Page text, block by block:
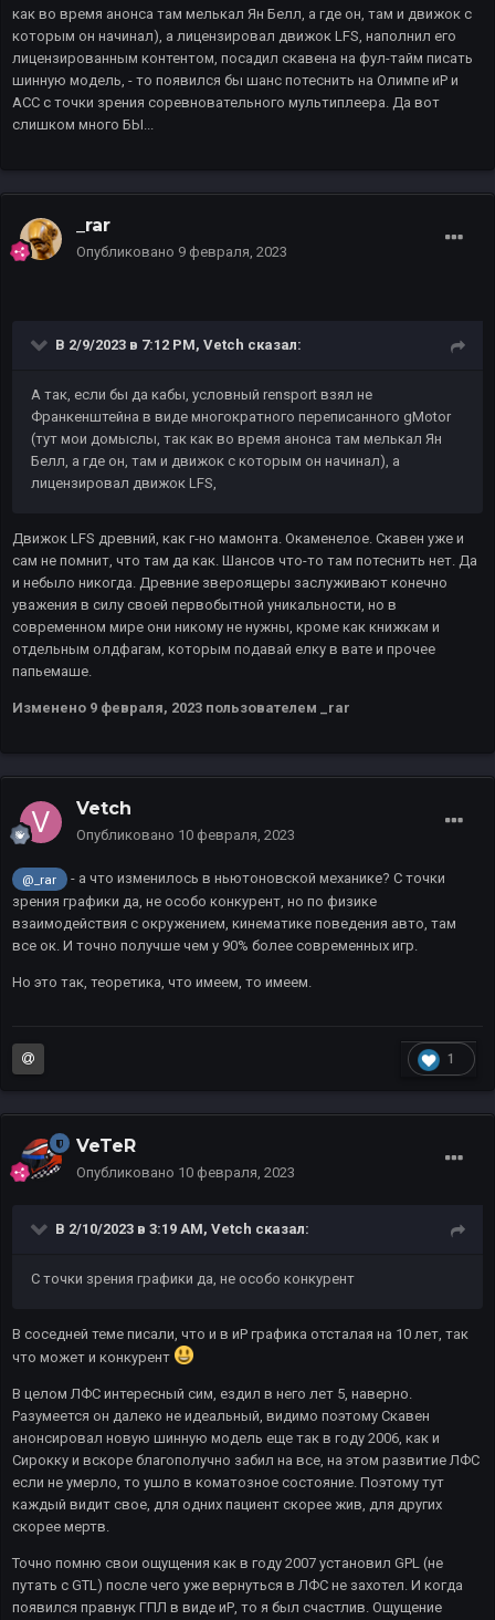
как во время анонса там мелькал Ян Белл, а где он, там и движок с
которым он начинал), а лицензировал движок LFS, наполнил его
лицензированным контентом, посадил скавена на фул-тайм писать
шинную модель, - то появился бы шанс потеснить на Олимпе иР и
АСС с точки зрения соревновательного мультиплеера. Да вот
слишком много БЫ...
_rar
Опубликовано 9 февраля, 2023
В 2/9/2023 в 7:12 PM, Vetch сказал:
А так, если бы да кабы, условный rensport взял не
Франкенштейна в виде многократного переписанного gMotor
(тут мои домыслы, так как во время анонса там мелькал Ян
Белл, а где он, там и движок с которым он начинал), а
лицензировал движок LFS,
Движок LFS древний, как г-но мамонта. Окаменелое. Скавен уже и
сам не помнит, что там да как. Шансов что-то там потеснить нет. Да
и небыло никогда. Древние звероящеры заслуживают конечно
уважения в силу своей первобытной уникальности, но в
современном мире они никому не нужны, кроме как книжкам и
отдельным олдфагам, которым подавай елку в вате и прочее
папьемаше.
Изменено 9 февраля, 2023 пользователем _rar
Vetch
Опубликовано 10 февраля, 2023
@_rar
- а что изменилось в ньютоновской механике? С точки
зрения графики да, не особо конкурент, но по физике
взаимодействия с окружением, кинематике поведения авто, там
все ок. И точно получше чем у 90% более современных игр.
Но это так, теоретика, что имеем, то имеем.
1
VeTeR
Опубликовано 10 февраля, 2023
В 2/10/2023 в 3:19 AM, Vetch сказал:
С точки зрения графики да, не особо конкурент
В соседней теме писали, что и в иР графика отсталая на 10 лет, так
что может и конкурент
В целом ЛФС интересный сим, ездил в него лет 5, наверно.
Разумеется он далеко не идеальный, видимо поэтому Скавен
анонсировал новую шинную модель еще так в году 2006, как и
Сирокку и вскоре благополучно забил на все, на этом развитие ЛФС
если не умерло, то ушло в коматозное состояние. Поэтому тут
каждый видит свое, для одних пациент скорее жив, для других
скорее мертв.
Точно помню свои ощущения как в году 2007 установил GPL (не
путать с GTL) после чего уже вернуться в ЛФС не захотел. И когда
появился правнук ГПЛ в виде иР, то я был счастлив. Ощущение